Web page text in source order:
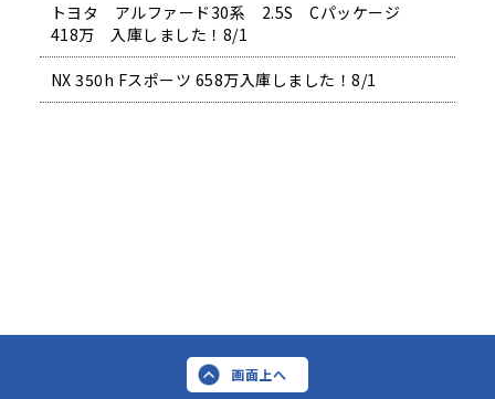
トヨタ アルファード30系 2.5S Cパッケージ
418万 入庫しました！8/1
NX 350h Fスポーツ 658万入庫しました！8/1
画面上へ